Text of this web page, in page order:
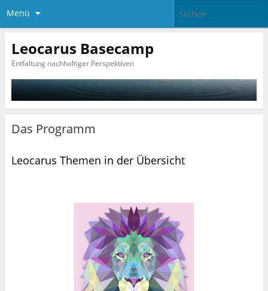
Menü
Leocarus Basecamp
Entfaltung nachhaltiger Perspektiven
Das Programm
Leocarus Themen in der Übersicht